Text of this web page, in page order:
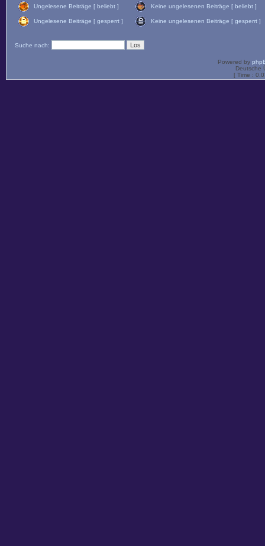
Ungelesene Beiträge [ beliebt ] Keine ungelesenen Beiträge [ beliebt ]
Ungelesene Beiträge [ gesperrt ] Keine ungelesenen Beiträge [ gesperrt ]
Suche nach:
Powered by
Deutsche
[ Time :